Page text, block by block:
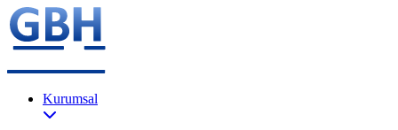
Kurumsal